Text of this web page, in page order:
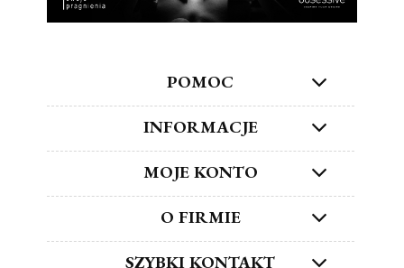
POMOC
INFORMACJE
MOJE KONTO
O FIRMIE
SZYBKI KONTAKT